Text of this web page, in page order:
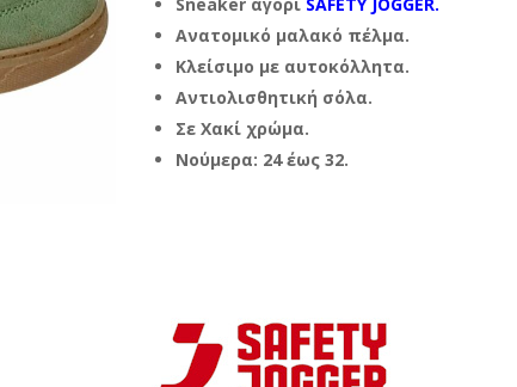
Ανατομικό μαλακό πέλμα.
Κλείσιμο με αυτοκόλλητα.
Αντιολισθητική σόλα.
Σε Χακί χρώμα.
Νούμερα: 24 έως 32.